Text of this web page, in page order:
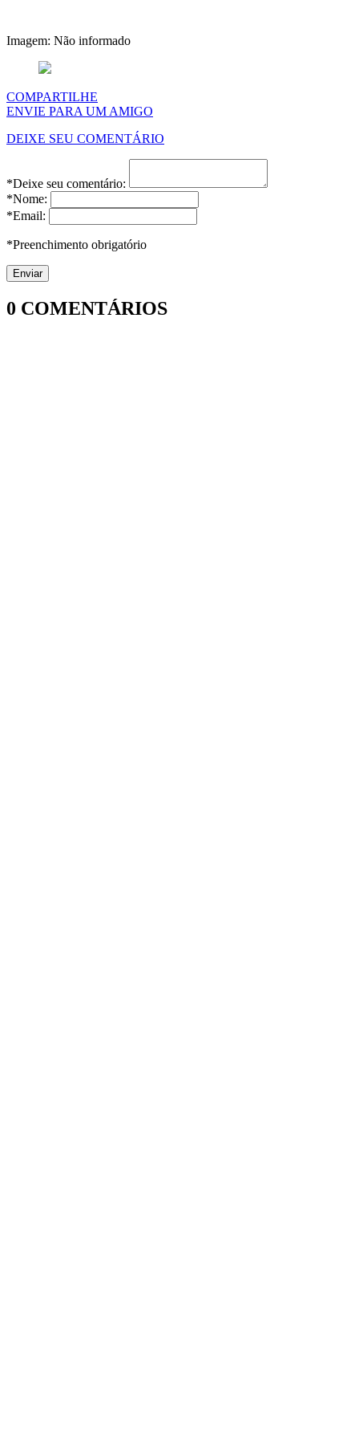
Imagem: Não informado
COMPARTILHE
ENVIE PARA UM AMIGO
DEIXE SEU COMENTÁRIO
*Deixe seu comentário:
*Nome:
*Email:
*Preenchimento obrigatório
0 COMENTÁRIOS